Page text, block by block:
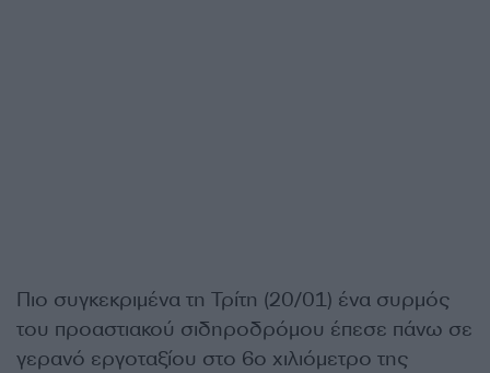
Πιο συγκεκριμένα τη Τρίτη (20/01) ένα συρμός
του προαστιακού σιδηροδρόμου έπεσε πάνω σε
γερανό εργοταξίου στο 6ο χιλιόμετρο της